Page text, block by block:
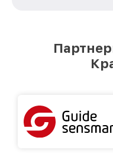
лучшим
Краснодаре,